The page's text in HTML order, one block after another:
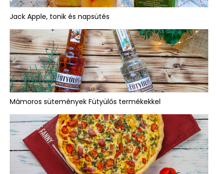
Jack Apple, tonik és napsütés
Mámoros sütemények Fütyülős termékekkel